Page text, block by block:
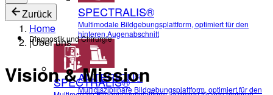
SPECTRALIS®
Multimodale Bildgebungsplattform, optimiert für den
hinteren Augenabschnitt
ANTERION®
Multidisziplinäre Bildgebungsplattform, optimiert für den
Zurück
Diagnostik und Chirurgie
SPECTRALIS®
Home
|Über uns
Vision & Mission